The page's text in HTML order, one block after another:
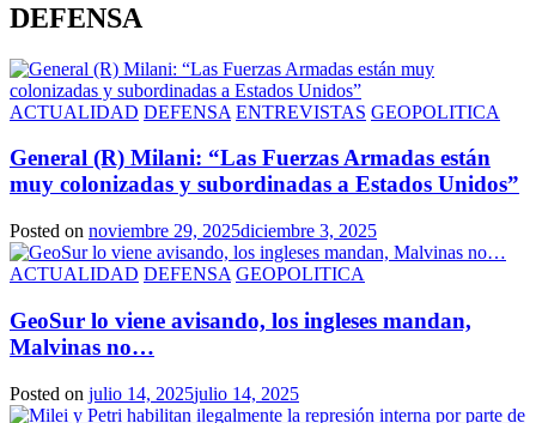
DEFENSA
ACTUALIDAD DEFENSA ENTREVISTAS GEOPOLITICA
General (R) Milani: “Las Fuerzas Armadas están
muy colonizadas y subordinadas a Estados Unidos”
Posted on noviembre 29, 2025diciembre 3, 2025
ACTUALIDAD DEFENSA GEOPOLITICA
GeoSur lo viene avisando, los ingleses mandan,
Malvinas no…
Posted on julio 14, 2025julio 14, 2025